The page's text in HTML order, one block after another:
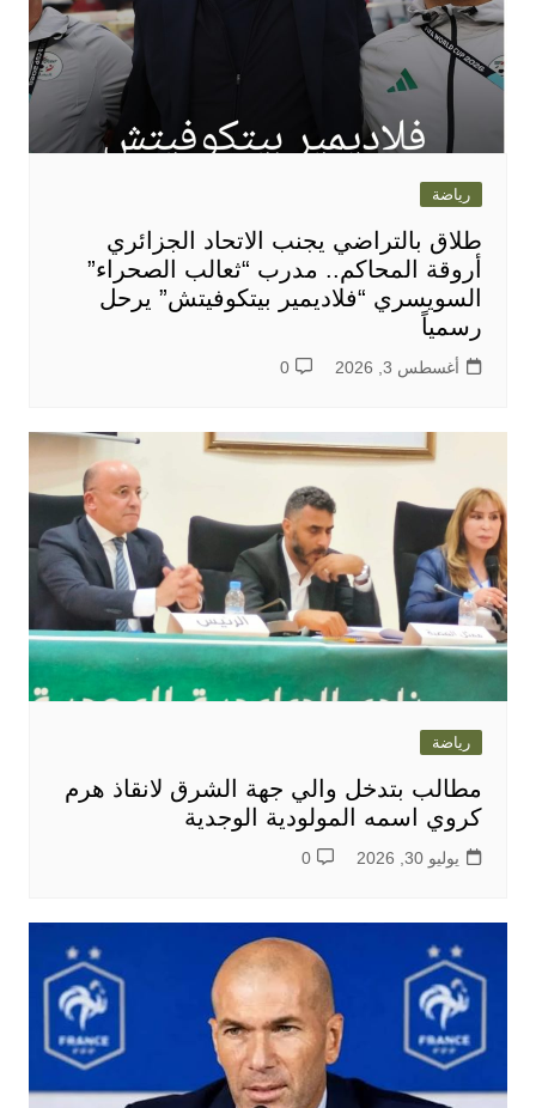
رياضة
طلاق بالتراضي يجنب الاتحاد الجزائري
أروقة المحاكم.. مدرب “ثعالب الصحراء”
السويسري “فلاديمير بيتكوفيتش” يرحل
رسمياً
أغسطس 3, 2026 0
رياضة
مطالب بتدخل والي جهة الشرق لانقاذ هرم
كروي اسمه المولودية الوجدية
يوليو 30, 2026 0